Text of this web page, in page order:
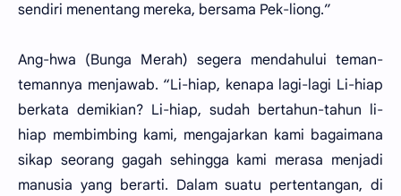
sendiri menentang mereka, bersama Pek-liong.”
Ang-hwa (Bunga Merah) segera mendahului teman-
temannya menjawab. “Li-hiap, kenapa lagi-lagi Li-hiap
berkata demikian? Li-hiap, sudah bertahun-tahun li-
hiap membimbing kami, mengajarkan kami bagaimana
sikap seorang gagah sehingga kami merasa menjadi
manusia yang berarti. Dalam suatu pertentangan, di